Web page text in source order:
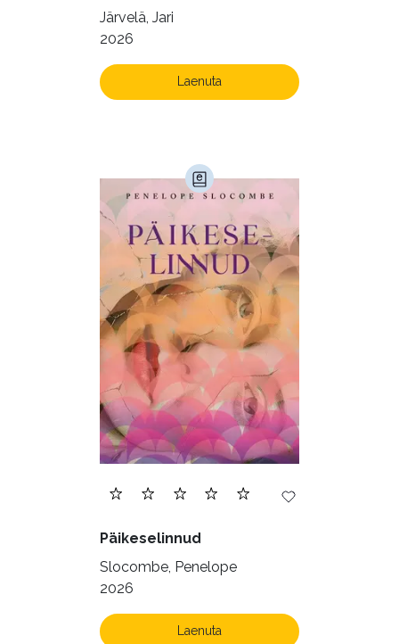
Järvelä, Jari
2026
Laenuta
Päikeselinnud
Slocombe, Penelope
2026
Laenuta